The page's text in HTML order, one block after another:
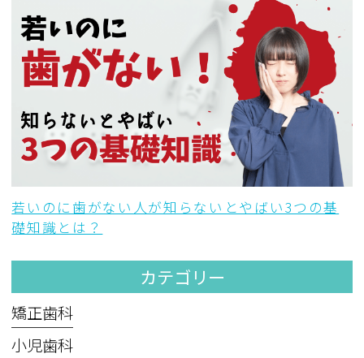
若いのに歯がない人が知らないとやばい3つの基
礎知識とは？
カテゴリー
矯正歯科
小児歯科